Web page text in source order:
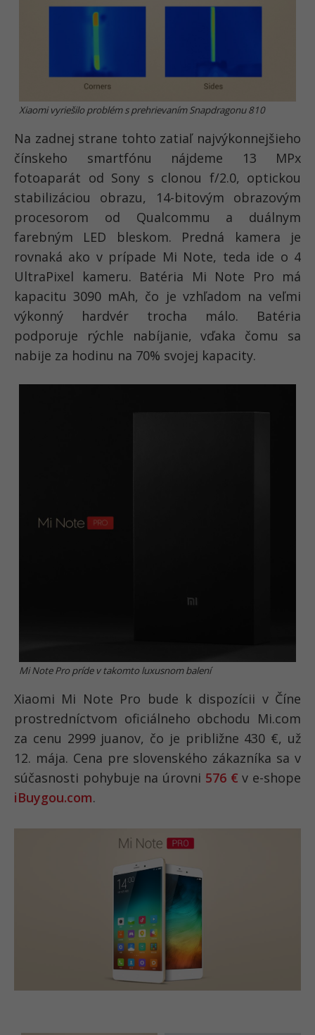
Xiaomi vyriešilo problém s prehrievaním Snapdragonu 810
Na zadnej strane tohto zatiaľ najvýkonnejšieho
čínskeho smartfónu nájdeme 13 MPx
fotoaparát od Sony s clonou f/2.0, optickou
stabilizáciou obrazu, 14-bitovým obrazovým
procesorom od Qualcommu a duálnym
farebným LED bleskom. Predná kamera je
rovnaká ako v prípade Mi Note, teda ide o 4
UltraPixel kameru. Batéria Mi Note Pro má
kapacitu 3090 mAh, čo je vzhľadom na veľmi
výkonný hardvér trocha málo. Batéria
podporuje rýchle nabíjanie, vďaka čomu sa
nabije za hodinu na 70% svojej kapacity.
Mi Note Pro príde v takomto luxusnom balení
Xiaomi Mi Note Pro bude k dispozícii v Číne
prostredníctvom oficiálneho obchodu Mi.com
za cenu 2999 juanov, čo je približne 430 €, už
12. mája. Cena pre slovenského zákazníka sa v
súčasnosti pohybuje na úrovni 576 € v e-shope
iBuygou.com.